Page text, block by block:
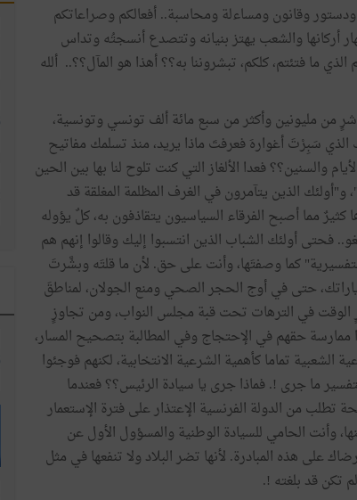
وقانون ومساءلة ومحاسبة.. أفعالكم وصراعاتكم
أركانها والشعب يهتز بنيانه وتتصدع أنسجتُه وتداس
ما فتئتم، كلكم، تبشروننا به؟؟ أهذا هو المآل؟؟.. ألله
مليونين وأكثر من سبع مائة ألف تونسي وتونسية،
سَبِرْتَ أغوارهَ فعرفتَ ماذا يريد، منذ تسلمك مفاتيح
والسنين؟؟ فعدا الألغاز التي كنت تلوح لنا بها بين الحين
الذين يتآمرون في الغرف المظلمة المغلقة قد
مما أصبح الفرقاء السياسيون يتقاذفون به، كلٌ يؤوله
فحتى أولئك الشباب الذين انتسبوا إليك وقالوا إنهم هم
كما وصفتَها، وأنت على حق. لأن ما قلتَه وبشَّرتَ
حتى في أوج الحجر الصحي ومنع الجولان، لمناطقَ
الوقت في الترهات تحت قبة مجلس النواب، ومن تجاوزٍ
حقهم في الإحتجاج وفي المطالبة بتصحيح المسار،
تماما كأهمية الشرعية الانتخابية، لكنهم فوجئوا
ما جرى !. فماذا جرى يا سيادة الرئيس؟؟ فعندما
من الدولة الفرنسية الإعتذار على فترة الإستعمار
وأنت الحامي للسيادة الوطنية والمسؤول الأول عن
على هذه المبادرة. لأنها تضر البلاد ولا تنفعها في مثل
تكن قد بلغته !.